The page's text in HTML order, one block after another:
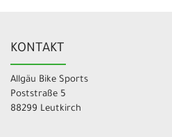
KONTAKT
Allgäu Bike Sports
Poststraße 5
88299 Leutkirch